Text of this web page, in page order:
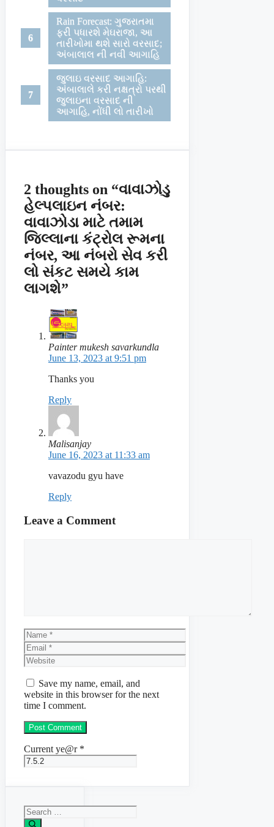
Rain Forecast: ગુજરાતમા
ફરી પધારશે મેઘરાજા, આ
તારીખોમા થશે સારો વરસાદ;
અંબાલાલ ની નવી આગાહિ
જુલાઇ વરસાદ આગાહિ:
અંબાલાલે કરી નક્ષત્રો પરથી
જુલાઇના વરસાદ ની
આગાહિ, નોંધી લો તારીખો
2 thoughts on “વાવાઝોડુ
હેલ્પલાઇન નંબર:
વાવાઝોડા માટે તમામ
જિલ્લાના કંટ્રોલ રૂમના
નંબર, આ નંબરો સેવ કરી
લો સંકટ સમયે કામ
લાગશે”
Painter mukesh savarkundla
June 13, 2023 at 9:51 pm
Thanks you
Reply
Malisanjay
June 16, 2023 at 11:33 am
vavazodu gyu have
Reply
Leave a Comment
Name
Email
Website
Save my name, email, and
website in this browser for the next
time I comment.
Current ye@r *
Search
for: